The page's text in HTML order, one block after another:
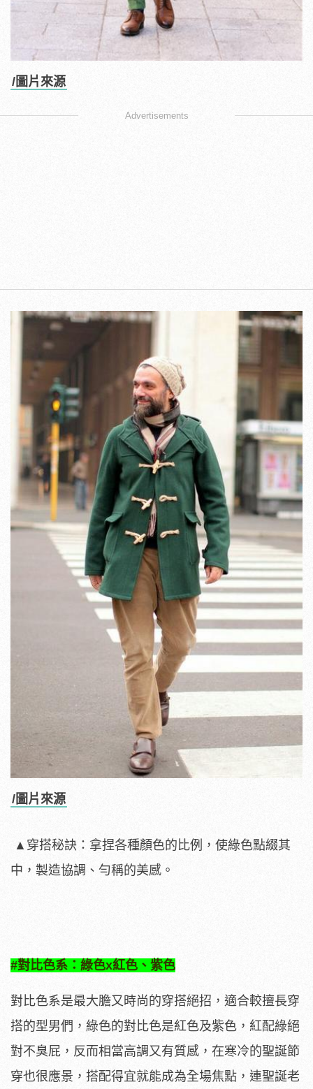
/圖片來源
Advertisements
/圖片來源
▲穿搭秘訣：拿捏各種顏色的比例，使綠色點綴其
中，製造協調、勻稱的美感。
#對比色系：綠色x紅色、紫色
對比色系是最大膽又時尚的穿搭絕招，適合較擅長穿
搭的型男們，綠色的對比色是紅色及紫色，紅配綠絕
對不臭屁，反而相當高調又有質感，在寒冷的聖誕節
穿也很應景，搭配得宜就能成為全場焦點，連聖誕老